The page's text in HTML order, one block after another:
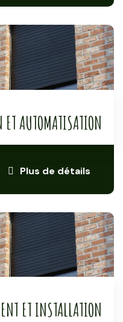
Plus de détails
ET AUTOMATISATION
ET INSTALLATION